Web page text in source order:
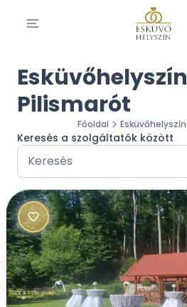
Esküvőhelyszín
Pilismarót
Főoldal Esküvőhelyszín
Keresés a szolgáltatók között